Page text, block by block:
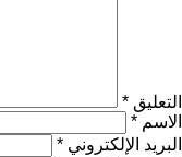
التعليق *
الاسم *
البريد الإلكتروني *